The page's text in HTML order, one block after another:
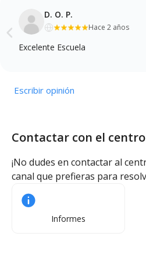
D. O. P.
Hace 2 años
Excelente Escuela
Escribir opinión
Contactar con el centro
¡No dudes en contactar al
canal que prefieras para
Informes